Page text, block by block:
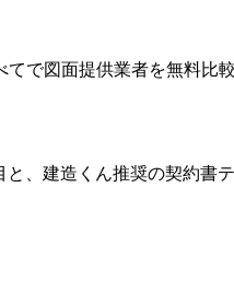
で図面提供業者を無料比
、建造くん推奨の契約書